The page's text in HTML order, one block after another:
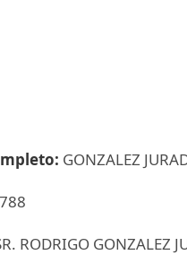
GONZALEZ
788
RODRIGO GONZALEZ